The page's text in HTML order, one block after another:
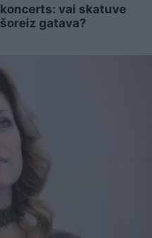
koncerts: vai skatuve
šoreiz gatava?